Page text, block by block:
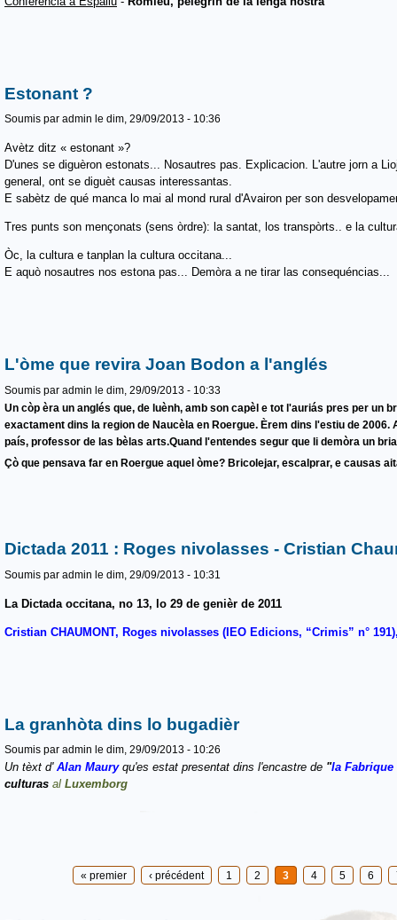
Estonant ?
Soumis par admin le dim, 29/09/2013 - 10:36
Avètz ditz « estonant »?
D'unes se diguèron estonats... Nosautres pas. Explicacion. L'autre jorn a
general, ont se diguèt causas interessantas.
E sabètz de qué manca lo mai al mond rural d'Avairon per son
Tres punts son mençonats (sens òrdre): la santat, los transpòrts.. e la
Òc, la cultura e tanplan la cultura occitana...
E aquò nosautres nos estona pas... Demòra a ne tirar las consequéncias...
L'òme que revira Joan Bodon a l'anglés
Soumis par admin le dim, 29/09/2013 - 10:33
Un còp èra un anglés que, de luènh, amb son capèl e tot l'auriás pres per un
exactament dins la region de Naucèla en Roergue. Èrem dins l'estiu de
país, professor de las bèlas arts.Quand l'entendes segur que li demòra un
Çò que pensava far en Roergue aquel òme? Bricolejar, escalprar, e causas
Dictada 2011 : Roges nivolasses - Cristian
Soumis par admin le dim, 29/09/2013 - 10:31
La Dictada occitana, no 13, lo 29 de genièr de 2011
Cristian CHAUMONT, Roges nivolasses (IEO Edicions, “Crimis” n°
La granhòta dins lo bugadièr
Soumis par admin le dim, 29/09/2013 - 10:26
Un tèxt d' Alan Mauryqu'es estat presentat dins l'encastre de "la Fabrique
culturas al Luxemborg
« premier ‹ précédent 1 2 3 4 5 6